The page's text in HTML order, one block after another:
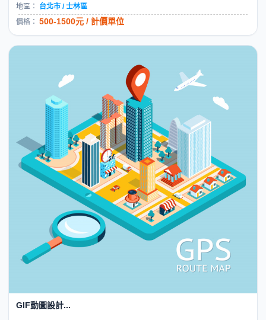
地區：
台北市 / 士林區
價格： 500-1500元 / 計價單位
GIF動圖設計...